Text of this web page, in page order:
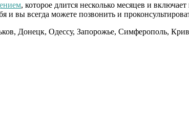
, которое длится несколько месяцев и
и вы всегда можете позвонить и
Донецк, Одессу, Запорожье, Симферополь,